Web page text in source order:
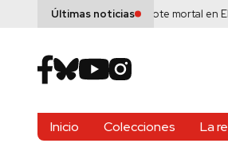
Últimas noticias
de cyclospora ante brote mortal en EEUU
Inicio Colecciones La